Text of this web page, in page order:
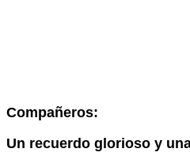
Compañeros:
Un recuerdo glorioso y